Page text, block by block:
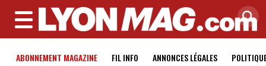
MENU
ABONNEMENT MAGAZINE FIL INFO ANNONCES LÉGALES